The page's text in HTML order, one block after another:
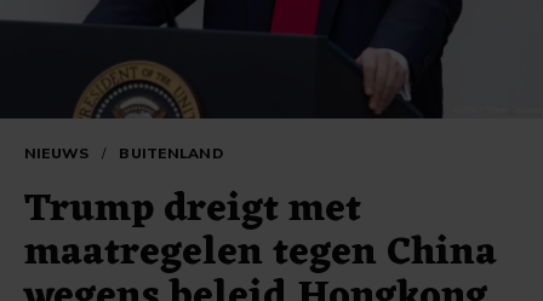
NIEUWS / BUITENLAND
Trump dreigt met
maatregelen tegen China